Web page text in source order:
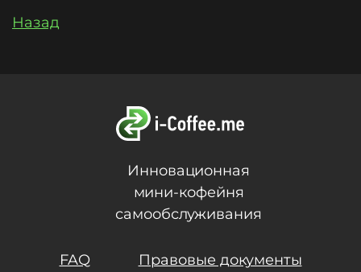
Назад
Инновационная
мини-кофейня
самообслуживания
FAQ
Правовые документы